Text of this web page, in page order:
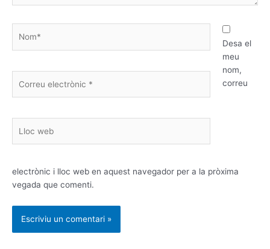
electrònic
web
Desa el
meu
nom,
correu
electrònic i lloc web en aquest navegador per a la pròxima
vegada que comenti.